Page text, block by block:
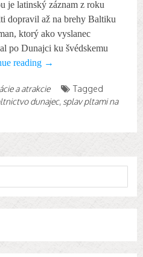
je latinský záznam z roku
dopravil až na brehy Baltiku
ktorý ako vyslanec
po Dunajci ku švédskemu
reading →
a atrakcie
Tagged
dunajec, splav pltami na